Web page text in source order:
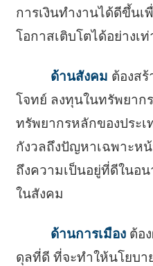
การเงินทำงานได้ดีขึ้น
โอกาสเติบโตได้อย่างเ
ด้านสังคม ต้องสร้
โจทย์ ลงทุนในทรัพยาก
ทรัพยากรหลักของประ
กังวลถึงปัญหาเฉพาะห
ถึงความเป็นอยู่ที่ดีในอ
ในสังคม
ด้านการเมืองต้อง
ดุลที่ดี ที่จะทำให้นโยบ